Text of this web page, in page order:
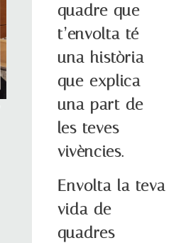
quadre que
t’envolta té
una història
que explica
una part de
les teves
vivències.
Envolta la teva
vida de
quadres